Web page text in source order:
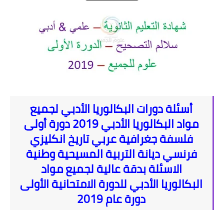
مفاضلة 2015-2016
مفاضلة 2014-2015
اختبارات
فلسفة
وطنية
جغرافيا
تاريخ
أسئلة دورات البكالوريا الأدبي لجميع
مواد البكالوريا الأدبي 2019 دورة أولى
فلسفة جغرافية عربي تاريخ انكليزي
فرنسي ديانة التربية المسيحية وطنية
الاسئلة بدقة عالية لجميع مواد
البكالوريا الأدبي للدورة الامتحانية الأولى
دورة عام 2019